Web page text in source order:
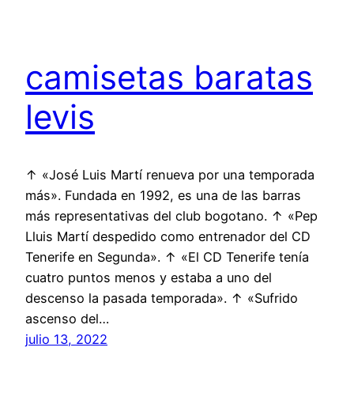
camisetas baratas
levis
↑ «José Luis Martí renueva por una temporada
más». Fundada en 1992, es una de las barras
más representativas del club bogotano. ↑ «Pep
Lluis Martí despedido como entrenador del CD
Tenerife en Segunda». ↑ «El CD Tenerife tenía
cuatro puntos menos y estaba a uno del
descenso la pasada temporada». ↑ «Sufrido
ascenso del…
julio 13, 2022